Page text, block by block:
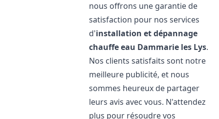
nous offrons une garantie de
satisfaction pour nos services
d'installation et dépannage
chauffe eau Dammarie les Lys.
Nos clients satisfaits sont notre
meilleure publicité, et nous
sommes heureux de partager
leurs avis avec vous. N'attendez
plus pour résoudre vos